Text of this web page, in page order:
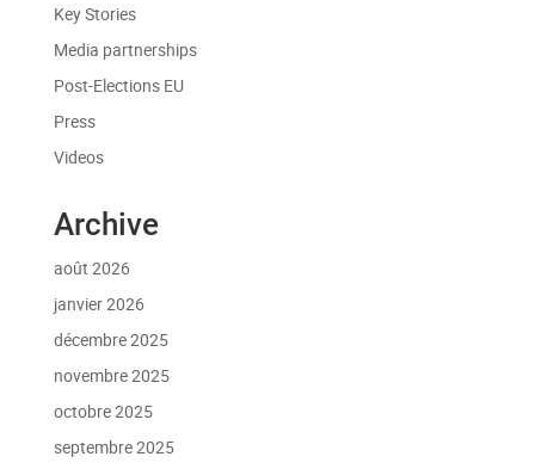
Key Stories
Media partnerships
Post-Elections EU
Press
Videos
Archive
août 2026
janvier 2026
décembre 2025
novembre 2025
octobre 2025
septembre 2025